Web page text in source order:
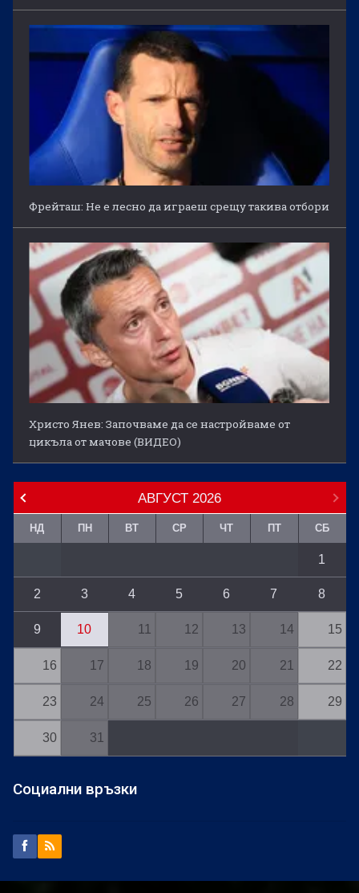
Фрейташ: Не е лесно да играеш срещу такива отбори
Христо Янев: Започваме да се настройваме от
цикъла от мачове (ВИДЕО)
АВГУСТ 2026
НД ПН ВТ СР ЧТ ПТ СБ
1
2 3 4 5 6 7 8
9 10 11 12 13 14 15
16 17 18 19 20 21 22
23 24 25 26 27 28 29
30 31
Социални връзки